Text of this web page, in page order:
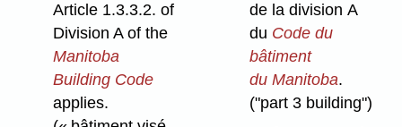
Article 1.3.3.2. of
Division A of the
Manitoba
Building Code
applies.
de la division A
du Code du
bâtiment
du Manitoba.
("part 3 building")